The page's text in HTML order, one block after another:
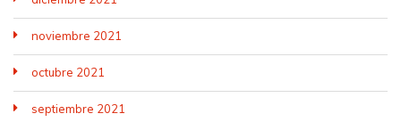
noviembre 2021
octubre 2021
septiembre 2021